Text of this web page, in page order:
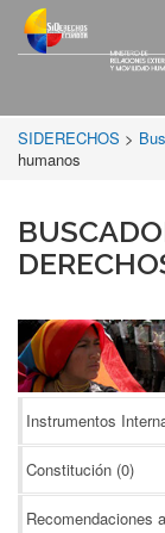
SIDERECHOS >
humanos
Instrumentos
Constitución (0)
Recomendaciones